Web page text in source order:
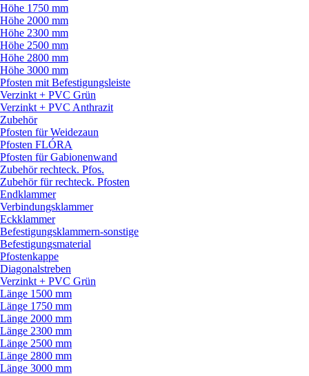
Höhe 1750 mm
Höhe 2000 mm
Höhe 2300 mm
Höhe 2500 mm
Höhe 2800 mm
Höhe 3000 mm
Pfosten mit Befestigungsleiste
Verzinkt + PVC Grün
Verzinkt + PVC Anthrazit
Zubehör
Pfosten für Weidezaun
Pfosten FLÓRA
Pfosten für Gabionenwand
Zubehör rechteck. Pfos.
Zubehör für rechteck. Pfosten
Endklammer
Verbindungsklammer
Eckklammer
Befestigungsklammern-sonstige
Befestigungsmaterial
Pfostenkappe
Diagonalstreben
Verzinkt + PVC Grün
Länge 1500 mm
Länge 1750 mm
Länge 2000 mm
Länge 2300 mm
Länge 2500 mm
Länge 2800 mm
Länge 3000 mm